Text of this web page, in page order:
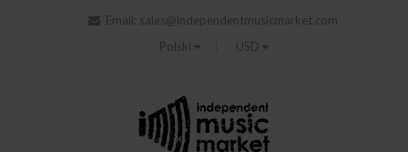
Email:
sales@independentmusicmarket.com
Polski
USD